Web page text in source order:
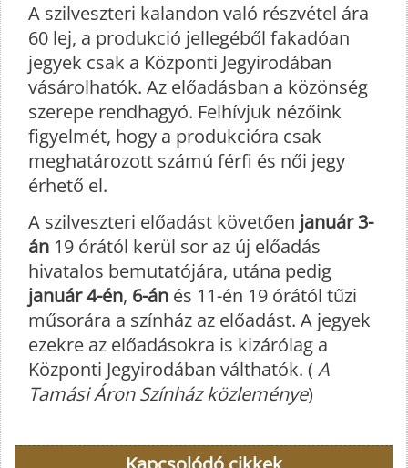
A szilveszteri kalandon való részvétel ára
60 lej, a produkció jellegéből fakadóan
jegyek csak a Központi Jegyirodában
vásárolhatók. Az előadásban a közönség
szerepe rendhagyó. Felhívjuk nézőink
figyelmét, hogy a produkcióra csak
meghatározott számú férfi és női jegy
érhető el.
A szilveszteri előadást követően január 3-
án 19 órától kerül sor az új előadás
hivatalos bemutatójára, utána pedig
január 4-én, 6-án és 11-én 19 órától tűzi
műsorára a színház az előadást. A jegyek
ezekre az előadásokra is kizárólag a
Központi Jegyirodában válthatók. ( A
Tamási Áron Színház közleménye)